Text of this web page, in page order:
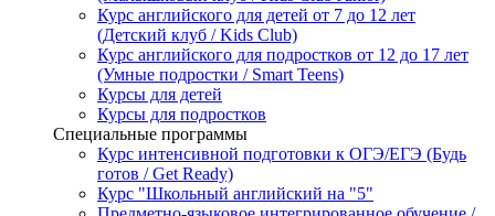
Курс английского для детей от 7 до 12 лет
(Детский клуб / Kids Club)
Курс английского для подростков от 12 до 17 лет
(Умные подростки / Smart Teens)
Курсы для детей
Курсы для подростков
Специальные программы
Курс интенсивной подготовки к ОГЭ/ЕГЭ (Будь
готов / Get Ready)
Курс "Школьный английский на "5"